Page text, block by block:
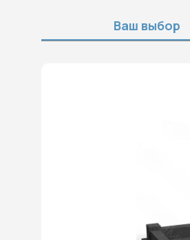
Ваш выбор